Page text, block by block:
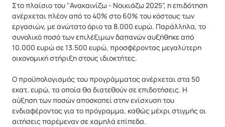
Στο πλαίσιο του "Ανακαινίζω - Νοικιάζω 2025", η επιδότηση
ανέρχεται πλέον από το 40% στο 60% του κόστους των
εργασιών, με ανώτατο όριο τα 8.000 ευρώ. Παράλληλα, το
συνολικό ποσό των επιλέξιμων δαπανών αυξήθηκε από
10.000 ευρώ σε 13.500 ευρώ, προσφέροντας μεγαλύτερη
οικονομική στήριξη στους ιδιοκτήτες.
Ο προϋπολογισμός του προγράμματος ανέρχεται στα 50
εκατ. ευρώ, τα οποία θα διατεθούν σε επιδοτήσεις. Η
αύξηση των ποσών αποσκοπεί στην ενίσχυση του
ενδιαφέροντος για το πρόγραμμα, καθώς μέχρι στιγμής οι
αιτήσεις παρέμεναν σε χαμηλά επίπεδα.